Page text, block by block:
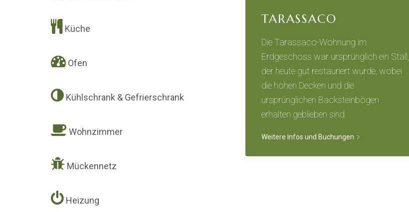
Küche
Ofen
Kühlschrank & Gefrierschrank
Wohnzimmer
Mückennetz
Heizung
TARASSACO
Die Tarassaco-Wohnung im
Erdgeschoss war ursprünglich ein Stall,
der heute gut restauriert wurde, wobei
die hohen Decken und die
ursprünglichen Backsteinbögen
erhalten geblieben sind.
Weitere Infos und Buchungen